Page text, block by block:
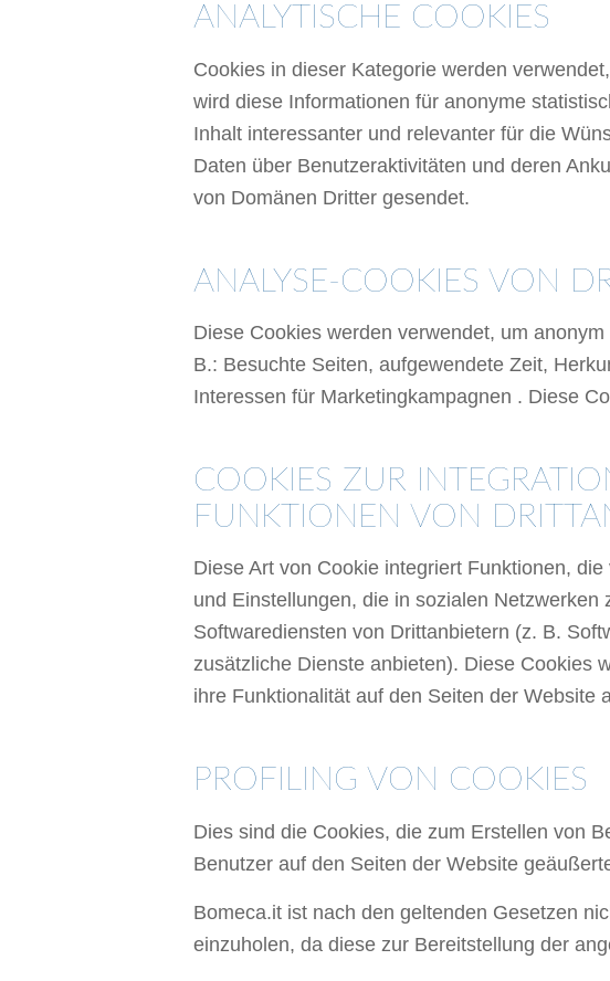
ANALYTISCHE COOKIES
Cookies in dieser Kategorie werden
wird diese Informationen für anonyme
Inhalt interessanter und relevanter für die
Daten über Benutzeraktivitäten und deren
von Domänen Dritter gesendet.
ANALYSE-COOKIES VON
Diese Cookies werden verwendet, um
B.: Besuchte Seiten, aufgewendete Zeit,
Interessen für Marketingkampagnen . Diese
COOKIES ZUR
FUNKTIONEN VON
Diese Art von Cookie integriert Funktionen,
und Einstellungen, die in sozialen
Softwarediensten von Drittanbietern (z. B.
zusätzliche Dienste anbieten). Diese Cookies
ihre Funktionalität auf den Seiten der Website
PROFILING VON COOKIES
Dies sind die Cookies, die zum Erstellen von
Benutzer auf den Seiten der Website
Bomeca.it ist nach den geltenden Gesetzen
einzuholen, da diese zur Bereitstellung der